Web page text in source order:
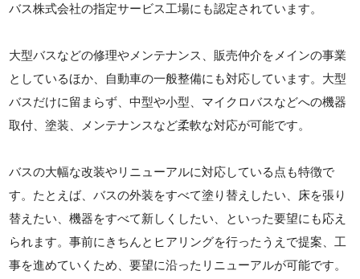
バス株式会社の指定サービス工場にも認定されています。
大型バスなどの修理やメンテナンス、販売仲介をメインの事業
としているほか、自動車の一般整備にも対応しています。大型
バスだけに留まらず、中型や小型、マイクロバスなどへの機器
取付、塗装、メンテナンスなど柔軟な対応が可能です。
バスの大幅な改装やリニューアルに対応している点も特徴で
す。たとえば、バスの外装をすべて塗り替えしたい、床を張り
替えたい、機器をすべて新しくしたい、といった要望にも応え
られます。事前にきちんとヒアリングを行ったうえで提案、工
事を進めていくため、要望に沿ったリニューアルが可能です。